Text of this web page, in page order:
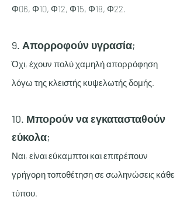
Φ06, Φ10, Φ12, Φ15, Φ18, Φ22.
9. Απορροφούν υγρασία;
Όχι, έχουν πολύ χαμηλή απορρόφηση
λόγω της κλειστής κυψελωτής δομής.
10. Μπορούν να εγκατασταθούν
εύκολα;
Ναι, είναι εύκαμπτοι και επιτρέπουν
γρήγορη τοποθέτηση σε σωληνώσεις κάθε
τύπου.